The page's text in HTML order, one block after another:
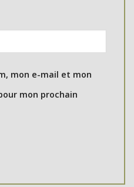
mon e-mail et mon
mon prochain